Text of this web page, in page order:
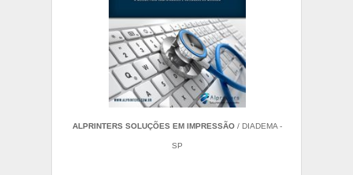
ALPRINTERS SOLUÇÕES EM IMPRESSÃO / DIADEMA -
SP